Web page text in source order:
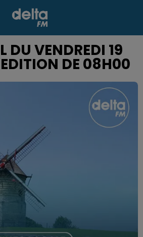
DU VENDREDI 19
DE 08H00